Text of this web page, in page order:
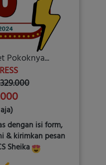
Pokoknya...
dengan isi form,
& kirimkan pesan
Sheika